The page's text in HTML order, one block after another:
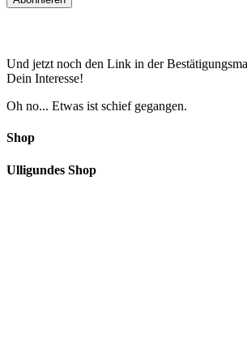
Und jetzt noch den Link in der
Dein Interesse!
Oh no... Etwas ist schief gegangen.
Shop
Ulligundes Shop